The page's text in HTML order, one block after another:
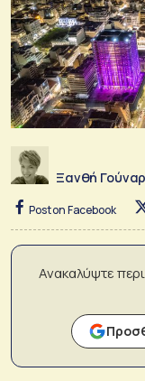
Ξανθή
Post on Facebook
Ανακαλύψτε